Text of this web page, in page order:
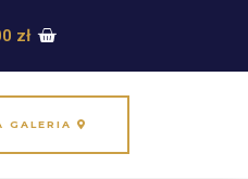
zł
GALERIA